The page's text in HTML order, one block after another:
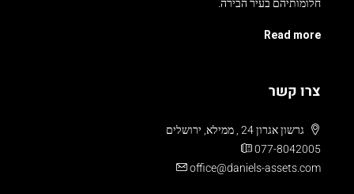
חלומותיהם בעיר הבירה.
Read more
צרו קשר
גרשון אגרון 24 , ממילא, ירושלים
077-8042005
office@daniels-assets.com